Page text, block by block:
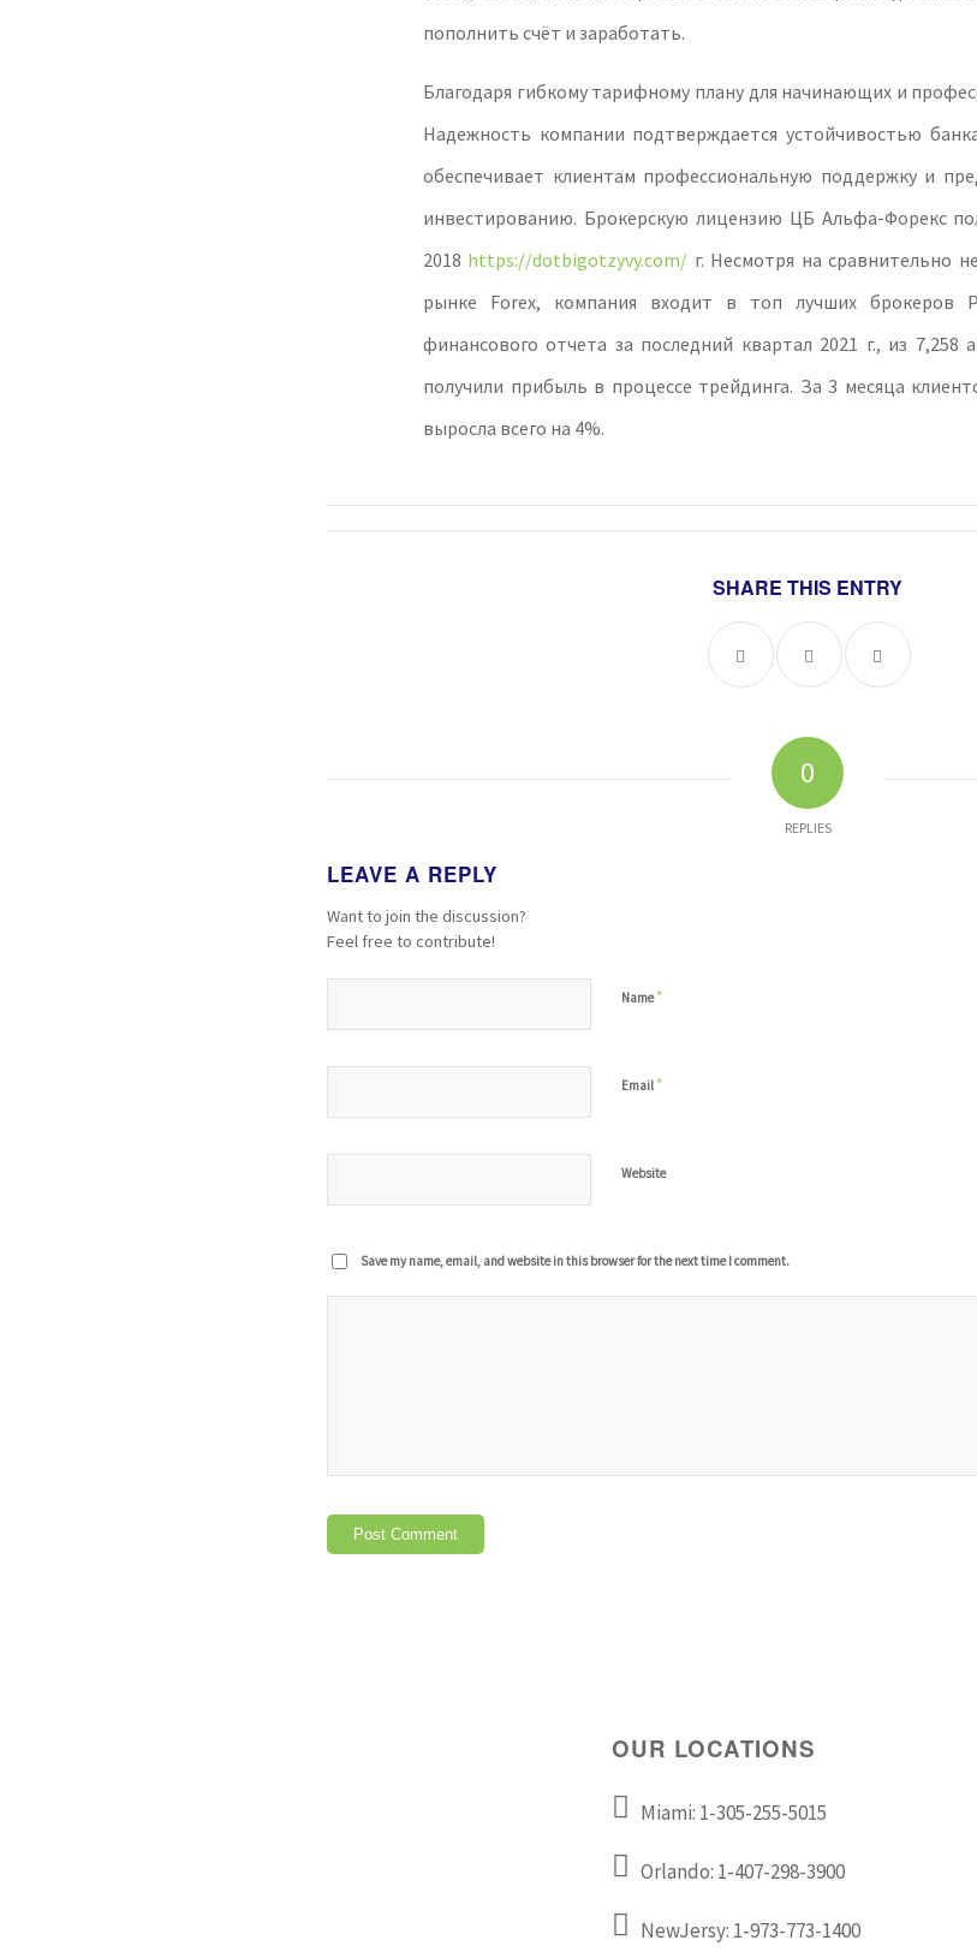
пополнить счёт и заработать.
Благодаря гибкому тарифному плану для начинающих и
Надежность компании подтверждается устойчивостью
обеспечивает клиентам профессиональную поддержку и
инвестированию. Брокерскую лицензию ЦБ Альфа-Форекс
2018 https://dotbigotzyvy.com/ г. Несмотря на сравнительно
рынке Forex, компания входит в топ лучших брокеров
финансового отчета за последний квартал 2021 г., из 7,258
получили прибыль в процессе трейдинга. За 3 месяца
выросла всего на 4%.
SHARE THIS ENTRY
0
REPLIES
LEAVE A REPLY
Want to join the discussion?
Feel free to contribute!
Name*
Email *
Website
Save my name, email, and website in this browser for the next time I comment.
OUR LOCATIONS
Miami: 1-305-255-5015
Orlando: 1-407-298-3900
NewJersy: 1-973-773-1400